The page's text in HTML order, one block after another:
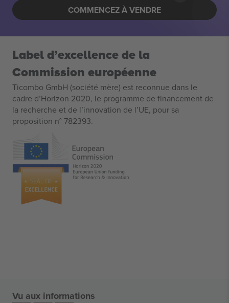
COMMENCEZ À VENDRE
Label d’excellence de la
Commission européenne
Ticombo GmbH (société mère) est reconnue dans le
cadre d’Horizon 2020, le programme de financement de
la recherche et de l’innovation de l’UE, pour sa
proposition n° 782393.
Vu aux informations